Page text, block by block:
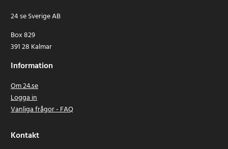
24 se Sverige AB
Box 829
391 28 Kalmar
Information
Om 24.se
Logga in
Vanliga frågor - FAQ
Kontakt